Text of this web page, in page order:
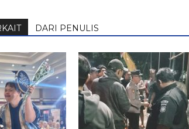
DARI PENULIS